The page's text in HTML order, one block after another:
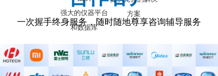
强大的仪器平台
和数据库
方案
一次握手终身服务，随时随地尊享咨询辅导服务